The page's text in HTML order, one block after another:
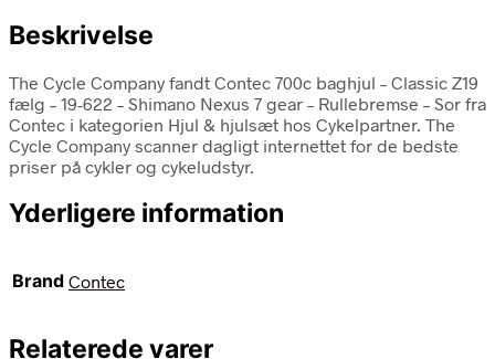
Beskrivelse
The Cycle Company fandt Contec 700c baghjul – Classic Z19
fælg – 19-622 – Shimano Nexus 7 gear – Rullebremse – Sor fra
Contec i kategorien Hjul & hjulsæt hos Cykelpartner. The
Cycle Company scanner dagligt internettet for de bedste
priser på cykler og cykeludstyr.
Yderligere information
Brand Contec
Relaterede varer